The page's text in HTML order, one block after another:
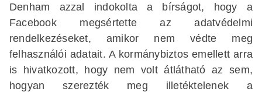
Denham azzal indokolta a bírságot, hogy a
Facebook megsértette az adatvédelmi
rendelkezéseket, amikor nem védte meg
felhasználói adatait. A kormánybiztos emellett arra
is hivatkozott, hogy nem volt átlátható az sem,
hogyan szerezték meg illetéktelenek a